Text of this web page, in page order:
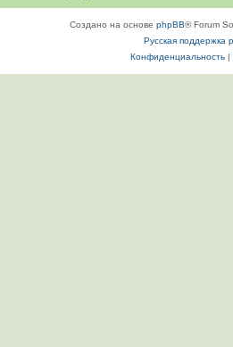
Создано на основе phpBB® Forum
Русская поддержка
Конфиденциальность|